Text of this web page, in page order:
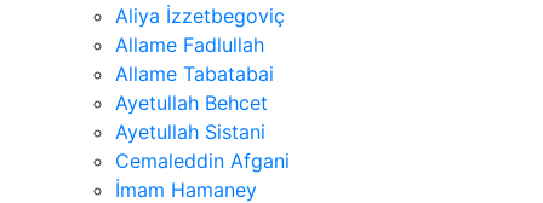
Aliya İzzetbegoviç
Allame Fadlullah
Allame Tabatabai
Ayetullah Behcet
Ayetullah Sistani
Cemaleddin Afgani
İmam Hamaney